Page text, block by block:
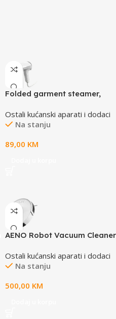
Folded garment steamer,
per GB, 8units per carton
box
Ostali kućanski aparati i dodaci
Na stanju
89,00 KM
AENO Robot Vacuum Cleaner
smart control AENO App,
powerful Japanese Nidec
Ostali kućanski aparati i dodaci
Na stanju
500,00 KM